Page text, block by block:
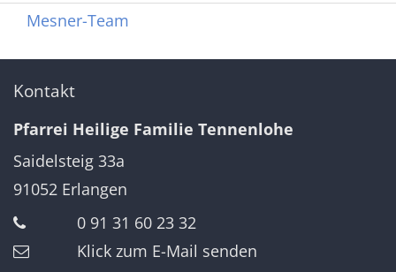
Mesner-Team
Kontakt
Pfarrei Heilige Familie Tennenlohe
Saidelsteig 33a
91052 Erlangen
0 91 31 60 23 32
Klick zum E-Mail senden